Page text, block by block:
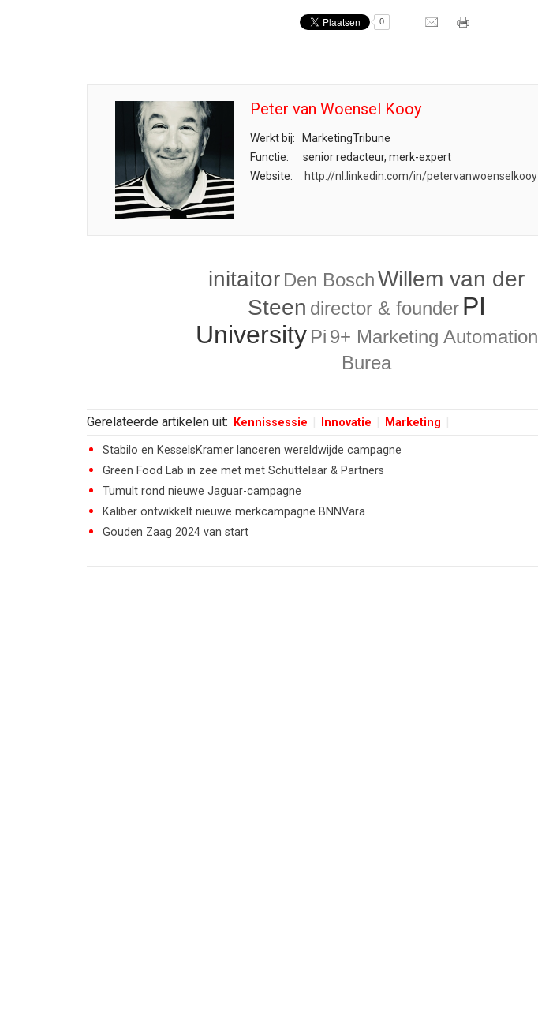
0
Peter van Woensel Kooy
Werkt bij:
MarketingTribune
Functie:
senior redacteur, merk-expert
Website:
http://nl.linkedin.com/in/petervanwoenselkooy
initaitor Den BoschWillem van der
Steen director & founder PI
University Pi 9+ Marketing Automation
Burea
Gerelateerde artikelen uit: Kennissessie Innovatie Marketing
Stabilo en KesselsKramer lanceren wereldwijde campagne
Green Food Lab in zee met met Schuttelaar & Partners
Tumult rond nieuwe Jaguar-campagne
Kaliber ontwikkelt nieuwe merkcampagne BNNVara
Gouden Zaag 2024 van start